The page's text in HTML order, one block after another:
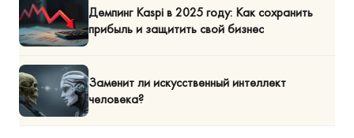
Демпинг Kaspi в 2025 году: Как сохранить
прибыль и защитить свой бизнес
Заменит ли искусственный интеллект
человека?